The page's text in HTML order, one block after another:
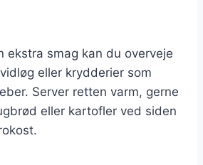
ekstra smag kan du overveje
eller krydderier som
Server retten varm, gerne
eller kartofler ved siden